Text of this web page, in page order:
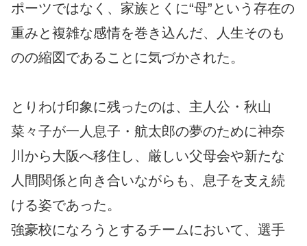
ポーツではなく、家族とくに“母”という存在の
重みと複雑な感情を巻き込んだ、人生そのも
のの縮図であることに気づかされた。
とりわけ印象に残ったのは、主人公・秋山
菜々子が一人息子・航太郎の夢のために神奈
川から大阪へ移住し、厳しい父母会や新たな
人間関係と向き合いながらも、息子を支え続
ける姿であった。
強豪校になろうとするチームにおいて、選手